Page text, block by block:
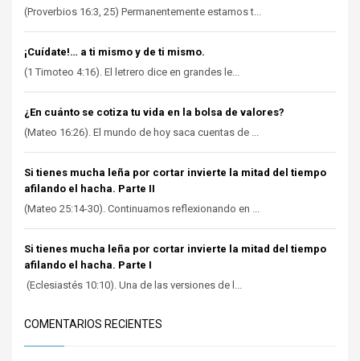
(Proverbios 16:3, 25) Permanentemente estamos t...
¡Cuídate!… a ti mismo y de ti mismo.
(1 Timoteo 4:16). El letrero dice en grandes le...
¿En cuánto se cotiza tu vida en la bolsa de valores?
(Mateo 16:26). El mundo de hoy saca cuentas de ...
Si tienes mucha leña por cortar invierte la mitad del tiempo
afilando el hacha. Parte II
(Mateo 25:14-30). Continuamos reflexionando en ...
Si tienes mucha leña por cortar invierte la mitad del tiempo
afilando el hacha. Parte I
(Eclesiastés 10:10). Una de las versiones de l...
COMENTARIOS RECIENTES